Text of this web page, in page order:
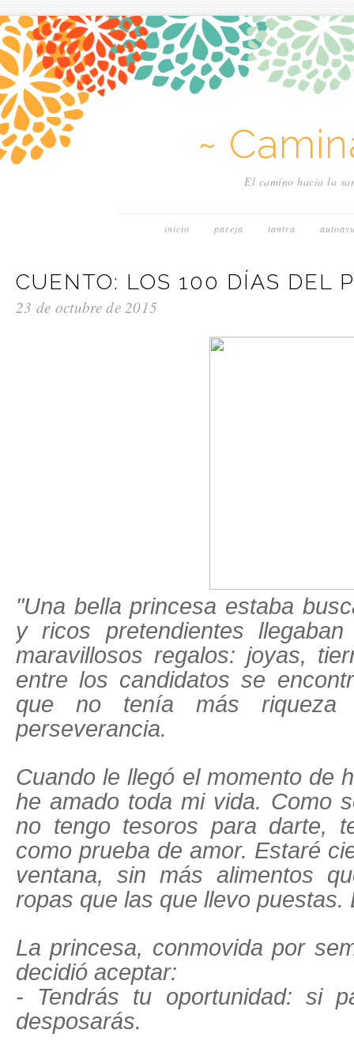
~
El camino hacia la
inicio pareja tantra
CUENTO: LOS 100 DÍAS DEL
23 de octubre de 2015
"Una bella princesa estaba
y ricos pretendientes
maravillosos regalos: joyas,
entre los candidatos se
que no tenía más
perseverancia.
Cuando le llegó el momento de
he amado toda mi vida. Como
no tengo tesoros para darte,
como prueba de amor. Estaré
ventana, sin más alimentos
ropas que las que llevo puestas.
La princesa, conmovida por
decidió aceptar:
- Tendrás tu oportunidad: si
desposarás.